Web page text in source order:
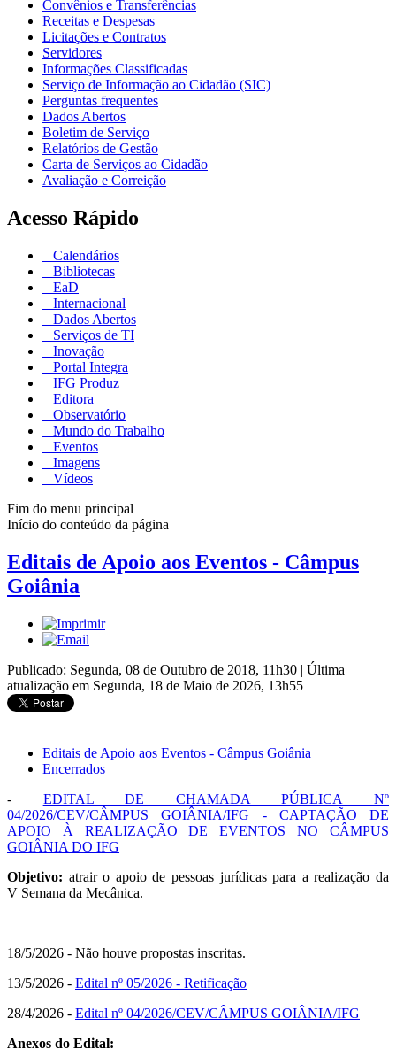
Convênios e Transferências
Receitas e Despesas
Licitações e Contratos
Servidores
Informações Classificadas
Serviço de Informação ao Cidadão (SIC)
Perguntas frequentes
Dados Abertos
Boletim de Serviço
Relatórios de Gestão
Carta de Serviços ao Cidadão
Avaliação e Correição
Acesso Rápido
Calendários
Bibliotecas
EaD
Internacional
Dados Abertos
Serviços de TI
Inovação
Portal Integra
IFG Produz
Editora
Observatório
Mundo do Trabalho
Eventos
Imagens
Vídeos
Fim do menu principal
Início do conteúdo da página
Editais de Apoio aos Eventos - Câmpus
Goiânia
Publicado: Segunda, 08 de Outubro de 2018, 11h30 | Última
atualização em Segunda, 18 de Maio de 2026, 13h55
Editais de Apoio aos Eventos - Câmpus Goiânia
Encerrados
- EDITAL DE CHAMADA PÚBLICA Nº
04/2026/CEV/CÂMPUS GOIÂNIA/IFG - CAPTAÇÃO DE
APOIO À REALIZAÇÃO DE EVENTOS NO CÂMPUS
GOIÂNIA DO IFG
Objetivo: atrair o apoio de pessoas jurídicas para a realização da
V Semana da Mecânica.
18/5/2026 - Não houve propostas inscritas.
13/5/2026 - Edital nº 05/2026 - Retificação
28/4/2026 - Edital nº 04/2026/CEV/CÂMPUS GOIÂNIA/IFG
Anexos do Edital: